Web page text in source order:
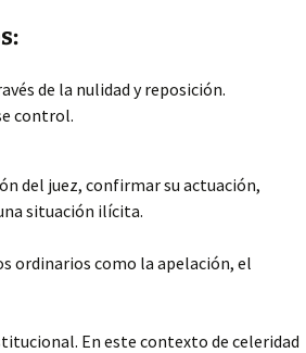
de la nulidad y reposición.
control.
del juez, confirmar su actuación,
situación ilícita.
ordinarios como la apelación, el
En este contexto de celeridad